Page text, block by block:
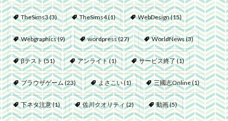
TheSims3(3) TheSims4(1) WebDesign(15)
Webgraphics(9) wordpress(27) WorldNews(3)
βテスト(51) アンライト(1) サービス終了(1)
ブラウザゲーム(23) よさこい(1) 三國志Online(1)
下ネタ注意(1) 佐川クオリティ(2) 動画(5)